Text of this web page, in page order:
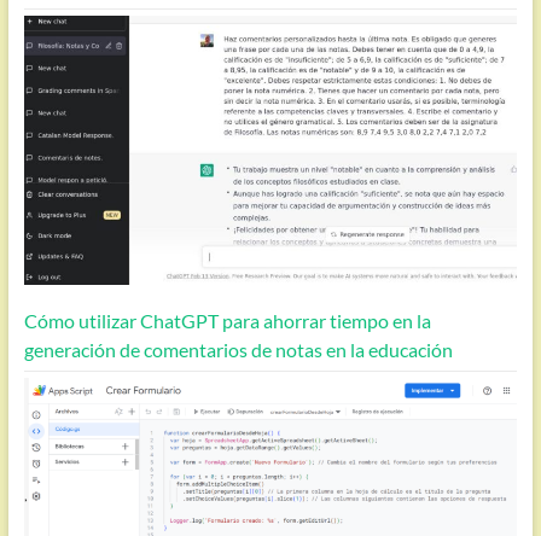
Cómo utilizar ChatGPT para ahorrar tiempo en la
generación de comentarios de notas en la educación